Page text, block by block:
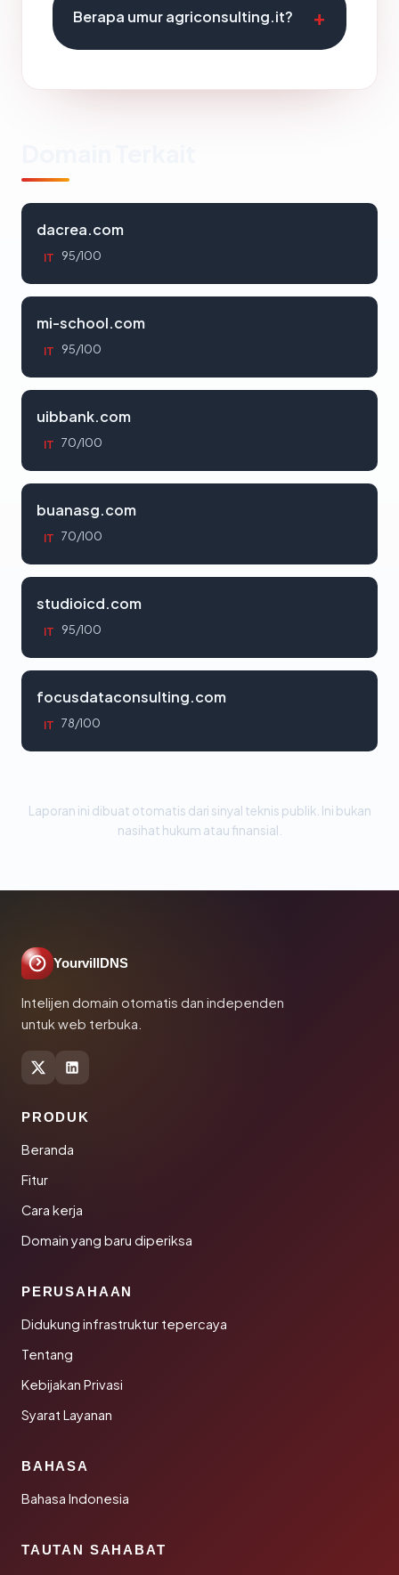
Berapa umur agriconsulting.it?
dacrea.com
IT 95/100
mi-school.com
IT 95/100
uibbank.com
IT 70/100
buanasg.com
IT 70/100
studioicd.com
IT 95/100
focusdataconsulting.com
IT 78/100
Laporan ini dibuat otomatis dari sinyal teknis publik. Ini bukan
nasihat hukum atau finansial.
YourvillDNS
Intelijen domain otomatis dan independen
untuk web terbuka.
PRODUK
Beranda
Fitur
Cara kerja
Domain yang baru diperiksa
PERUSAHAAN
Didukung infrastruktur tepercaya
Tentang
Kebijakan Privasi
Syarat Layanan
BAHASA
Bahasa Indonesia
TAUTAN SAHABAT